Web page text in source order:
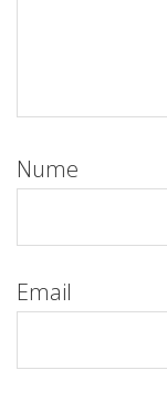
Nume
Email